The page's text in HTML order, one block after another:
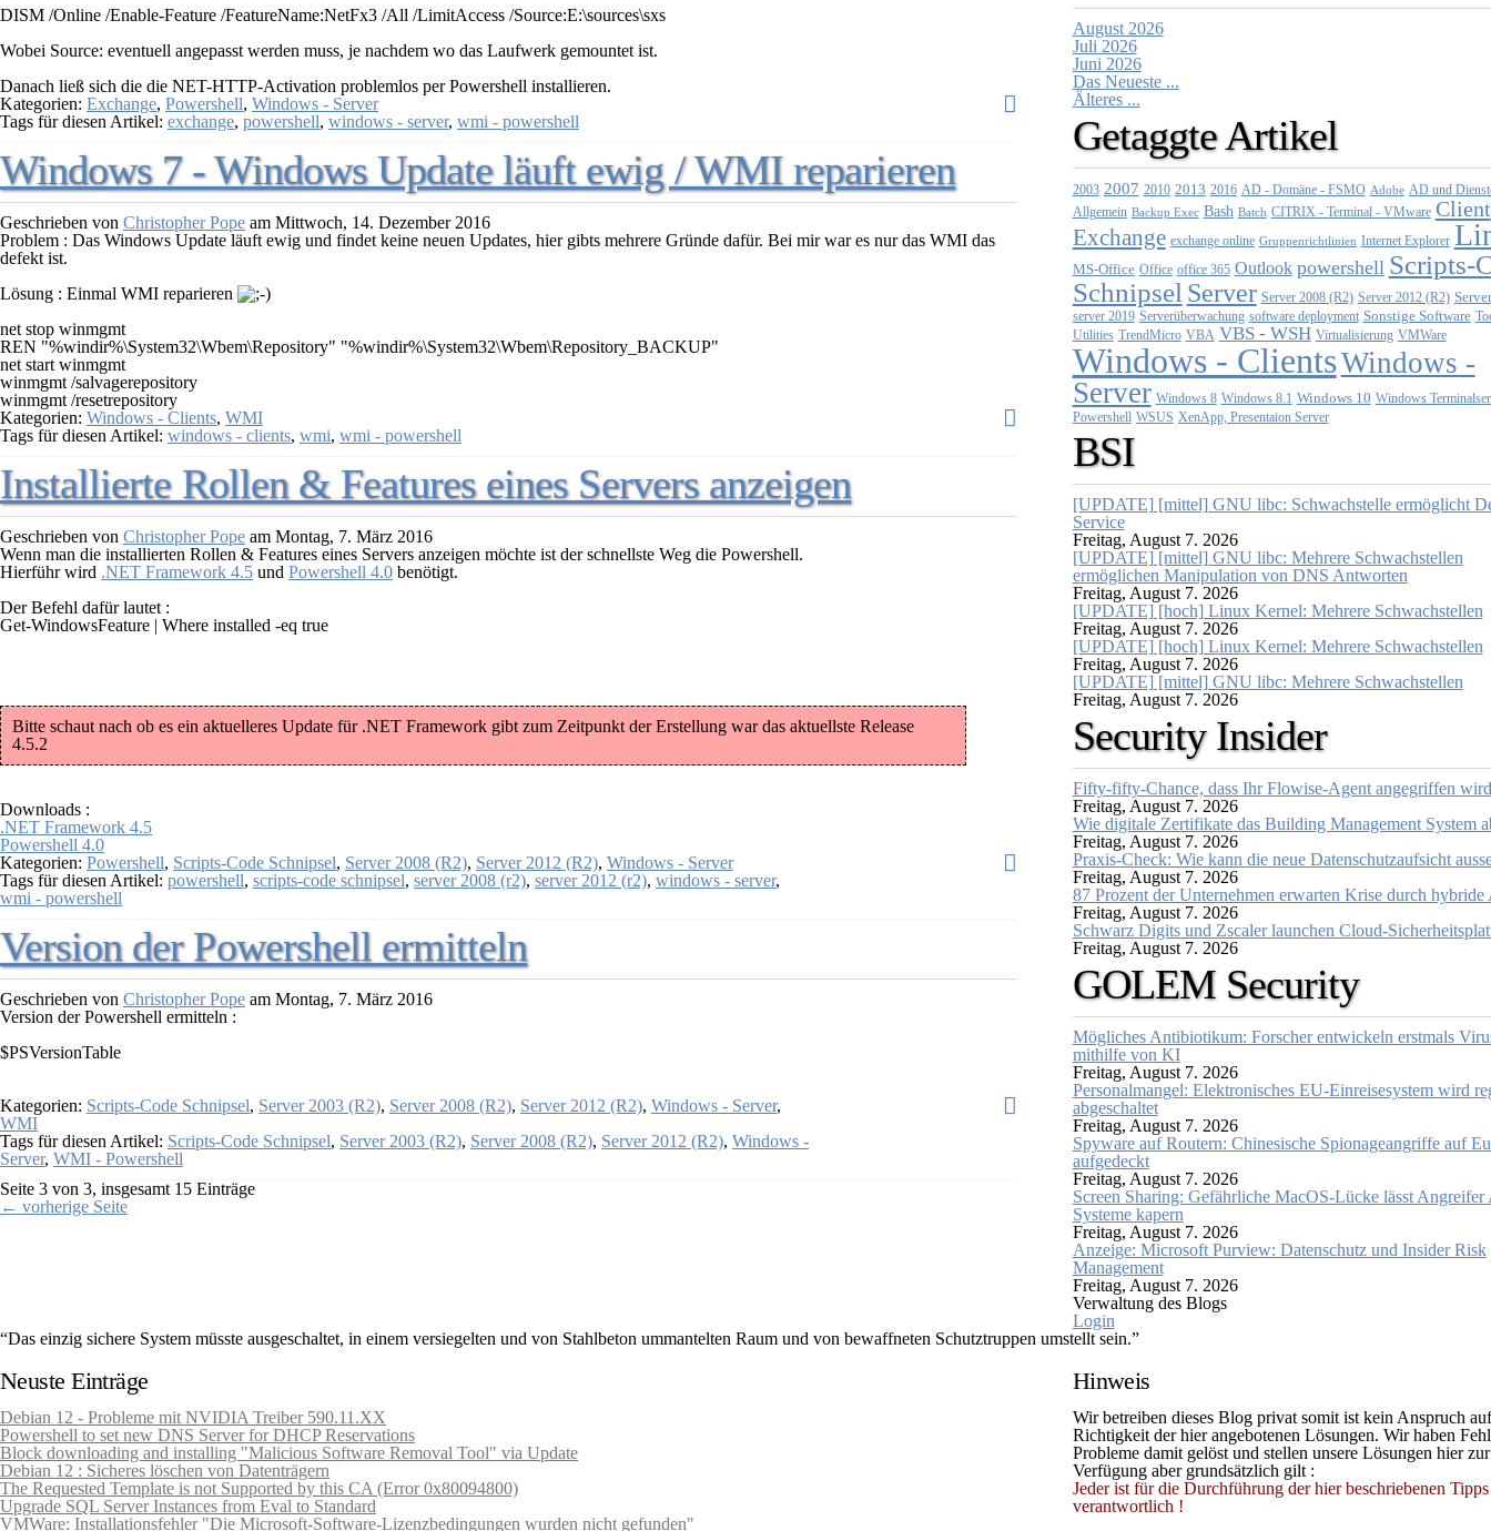
DISM /Online /Enable-Feature /FeatureName:NetFx3 /All /LimitAccess /Source:E:\sources\sxs
Wobei Source: eventuell angepasst werden muss, je nachdem wo das Laufwerk gemountet ist.
Danach ließ sich die die NET-HTTP-Activation problemlos per Powershell installieren.
Kategorien: Exchange, Powershell, Windows - Server
Tags für diesen Artikel: exchange, powershell, windows - server, wmi - powershell
Windows 7 - Windows Update läuft ewig / WMI reparieren
Geschrieben von Christopher Pope am Mittwoch, 14. Dezember 2016
Problem : Das Windows Update läuft ewig und findet keine neuen Updates, hier gibts mehrere Gründe dafür. Bei mir war es nur das WMI das
defekt ist.
Lösung : Einmal WMI reparieren
net stop winmgmt
REN "%windir%\System32\Wbem\Repository" "%windir%\System32\Wbem\Repository_BACKUP"
net start winmgmt
winmgmt /salvagerepository
Kategorien: Windows - Clients, WMI
Tags für diesen Artikel: windows - clients, wmi, wmi - powershell
Installierte Rollen & Features eines Servers anzeigen
Geschrieben von Christopher Pope am Montag, 7. März 2016
Wenn man die installierten Rollen & Features eines Servers anzeigen möchte ist der schnellste Weg die Powershell.
Hierführ wird .NET Framework 4.5 und Powershell 4.0 benötigt.
Der Befehl dafür lautet :
Get-WindowsFeature | Where installed -eq true
Bitte schaut nach ob es ein aktuelleres Update für .NET Framework gibt zum Zeitpunkt der Erstellung war das aktuellste Release
4.5.2
Downloads :
.NET Framework 4.5
Powershell 4.0
Kategorien: Powershell, Scripts-Code Schnipsel, Server 2008 (R2), Server 2012 (R2), Windows - Server
Tags für diesen Artikel: powershell, scripts-code schnipsel, server 2008 (r2), server 2012 (r2), windows - server,
wmi - powershell
Version der Powershell ermitteln
Geschrieben von Christopher Pope am Montag, 7. März 2016
Version der Powershell ermitteln :
$PSVersionTable
Kategorien: Scripts-Code Schnipsel, Server 2003 (R2), Server 2008 (R2), Server 2012 (R2), Windows - Server,
WMI
Tags für diesen Artikel: Scripts-Code Schnipsel, Server 2003 (R2), Server 2008 (R2), Server 2012 (R2), Windows -
Server, WMI - Powershell
Seite 3 von 3, insgesamt 15 Einträge
← vorherige Seite
August 2026
Juli 2026
Juni 2026
Das Neueste ...
Älteres ...
Getaggte Artikel
2003 2007 2010 2013 2016 AD - Domäne - FSMO Adobe AD und
Allgemein Backup Exec Bash Batch CITRIX - Terminal - VMware Client
Exchange exchange online Gruppenrichtlinien Internet Explorer
MS-Office Office office 365 Outlook powershell Scripts-
SchnipselServer Server 2008 (R2) Server 2012 (R2)
server 2019 Serverüberwachung software deployment Sonstige Software
Utilities TrendMicro VBA VBS - WSH Virtualisierung VMWare
Windows - ClientsWindows -
Server Windows 8 Windows 8.1 Windows 10 Windows
Powershell WSUS XenApp, Presentaion Server
BSI
[UPDATE] [mittel] GNU libc: Schwachstelle ermöglicht
Service
Freitag, August 7. 2026
[UPDATE] [mittel] GNU libc: Mehrere Schwachstellen
ermöglichen Manipulation von DNS Antworten
Freitag, August 7. 2026
[UPDATE] [hoch] Linux Kernel: Mehrere Schwachstellen
Freitag, August 7. 2026
[UPDATE] [hoch] Linux Kernel: Mehrere Schwachstellen
Freitag, August 7. 2026
[UPDATE] [mittel] GNU libc: Mehrere Schwachstellen
Freitag, August 7. 2026
Security Insider
Fifty-fifty-Chance, dass Ihr Flowise-Agent angegriffen wird
Freitag, August 7. 2026
Wie digitale Zertifikate das Building Management System
Freitag, August 7. 2026
Praxis-Check: Wie kann die neue Datenschutzaufsicht
Freitag, August 7. 2026
87 Prozent der Unternehmen erwarten Krise durch
Freitag, August 7. 2026
Schwarz Digits und Zscaler launchen Cloud-
Freitag, August 7. 2026
GOLEM Security
Mögliches Antibiotikum: Forscher entwickeln erstmals
mithilfe von KI
Freitag, August 7. 2026
Personalmangel: Elektronisches EU-Einreisesystem wird
abgeschaltet
Freitag, August 7. 2026
Spyware auf Routern: Chinesische Spionageangriffe auf
aufgedeckt
Freitag, August 7. 2026
Screen Sharing: Gefährliche MacOS-Lücke lässt Angreifer
Systeme kapern
Freitag, August 7. 2026
Anzeige: Microsoft Purview: Datenschutz und Insider Risk
Management
Freitag, August 7. 2026
Verwaltung des Blogs
Login
“Das einzig sichere System müsste ausgeschaltet, in einem versiegelten und von Stahlbeton ummantelten Raum und von bewaffneten Schutztruppen umstellt sein.”
Neuste Einträge
Debian 12 - Probleme mit NVIDIA Treiber 590.11.XX
Powershell to set new DNS Server for DHCP Reservations
Block downloading and installing "Malicious Software Removal Tool" via Update
Debian 12 : Sicheres löschen von Datenträgern
The Requested Template is not Supported by this CA (Error 0x80094800)
Upgrade SQL Server Instances from Eval to Standard
VMWare: Installationsfehler "Die Microsoft-Software-Lizenzbedingungen wurden nicht gefunden"
Hinweis
Wir betreiben dieses Blog privat somit ist kein Anspruch
Richtigkeit der hier angebotenen Lösungen. Wir haben
Probleme damit gelöst und stellen unsere Lösungen hier zur
Verfügung aber grundsätzlich gilt :
Jeder ist für die Durchführung der hier beschriebenen Tipps
verantwortlich !